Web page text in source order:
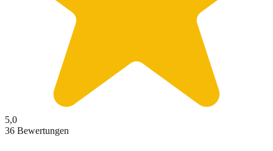
5,0
36 Bewertungen